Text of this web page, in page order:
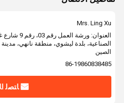
Mrs. Ling Xu
العنوان:
الصناعية، بلدة ليشوي، منطقة نانهي،
الصين
86-19860838485
ﺎﺘﺼﻟ